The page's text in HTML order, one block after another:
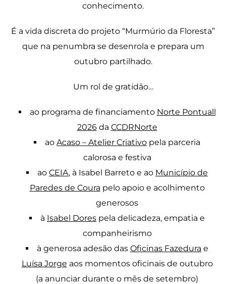
conhecimento.
É a vida discreta do projeto “Murmúrio da Floresta”
que na penumbra se desenrola e prepara um
outubro partilhado.
Um rol de gratidão…
ao programa de financiamento Norte Pontuall
2026da CCDRNorte
ao Acaso – Atelier Criativo pela parceria
calorosa e festiva
ao CEIA, à Isabel Barreto e ao Município de
Paredes de Coura pelo apoio e acolhimento
generosos
à Isabel Dores pela delicadeza, empatia e
companheirismo
à generosa adesão das Oficinas Fazedura e
Luísa Jorge aos momentos oficinais de outubro
(a anunciar durante o mês de setembro)